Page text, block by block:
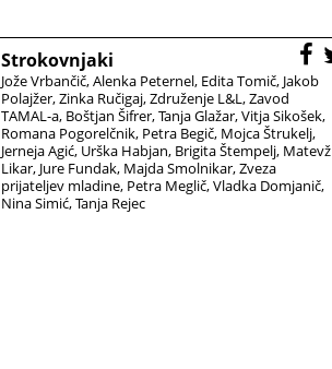
Strokovnjaki
Jože Vrbančič Alenka Peternel Edita Tomič Jakob
Polajžer Zinka Ručigaj Združenje L&L Zavod
TAMAL-a Boštjan Šifrer Tanja Glažar Vitja Sikošek
Romana Pogorelčnik Petra Begič Mojca Štrukelj
Jerneja Agić Urška Habjan Brigita Štempelj Matevž
Likar Jure Fundak Majda Smolnikar Zveza
prijateljev mladine Petra Meglič Vladka Domjanič
Nina Simić Tanja Rejec